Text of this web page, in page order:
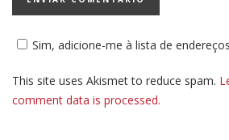
Sim, adicione-me à lista de
This site uses Akismet to reduce spam.
comment data is processed.